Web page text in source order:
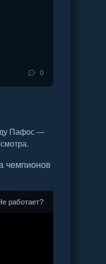
0
Пафос —
чемпионов
работает?